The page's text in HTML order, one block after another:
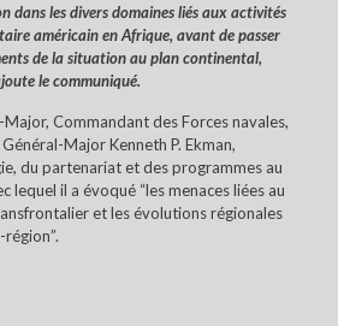
dans les divers domaines liés aux activités
américain en Afrique, avant de passer
de la situation au plan continental,
le communiqué.
Commandant des Forces navales,
Major Kenneth P. Ekman,
du partenariat et des programmes au
lequel il a évoqué “les menaces liées au
et les évolutions régionales